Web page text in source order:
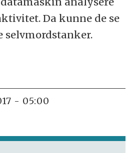
Da kunne de se
selvmordstanker.
- 05:00